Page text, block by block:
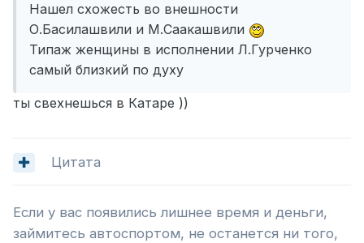
Нашел схожесть во внешности
О.Басилашвили и М.Саакашвили
Типаж женщины в исполнении Л.Гурченко
самый близкий по духу
ты свехнешься в Катаре ))
Цитата
Если у вас появились лишнее время и деньги,
займитесь автоспортом, не останется ни того,